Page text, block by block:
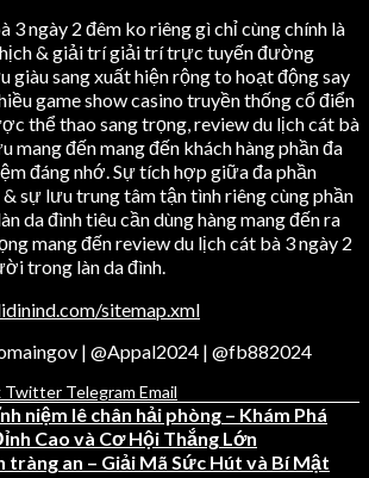
3 ngày 2 đêm ko riêng gì chỉ cùng chính là
& giải trí giải trí trực tuyến đường
giàu sang xuất hiện rộng to hoạt động say
game show casino truyền thống cổ điển
thể thao sang trọng, review du lịch cát bà
mang đến mang đến khách hàng phần đa
đáng nhớ. Sự tích hợp giữa đa phần
sự lưu trung tâm tận tình riêng cùng phần
da đình tiêu cần dùng hàng mang đến ra
mang đến review du lịch cát bà 3 ngày 2
trong làn da đình.
sitemap.xml
| @Appal2024 | @fb882024
Twitter Telegram Email
niệm lê chân hải phòng – Khám Phá
Cao và Cơ Hội Thắng Lớn
tràng an – Giải Mã Sức Hút và Bí Mật